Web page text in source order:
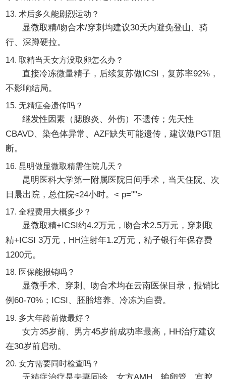
13. 术后多久能剧烈运动？
显微取精/吻合术/穿刺均建议30天内避免登山、骑
行、深蹲硬拉。
14. 取精当天女方没取卵怎么办？
直接冷冻微量精子，后续复苏做ICSI，复苏率92%，
不影响结局。
15. 无精症会遗传吗？
继发性因素（腮腺炎、外伤）不遗传；先天性
CBAVD、染色体异常、AZF缺失可能遗传，建议做PGT阻
断。
16. 昆明做显微取精需住院几天？
昆明医科大学第一附属医院日间手术，当天住院、次
日晨出院，总住院<24小时。< p="">
17. 全程费用大概多少？
显微取精+ICSI约4.2万元，吻合术2.5万元，穿刺取
精+ICSI 3万元，HH注射年1.2万元，精子银行年保存费
1200元。
18. 医保能报销吗？
显微手术、穿刺、吻合术均在云南医保目录，报销比
例60-70%；ICSI、胚胎培养、冷冻为自费。
19. 多大年龄前做最好？
女方35岁前、男方45岁前成功率最高，HH治疗建议
在30岁前启动。
20. 女方需要同时检查吗？